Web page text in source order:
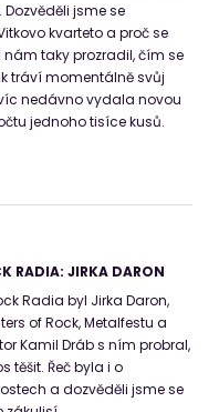
jsme se
kvarteto a proč se
nám taky prozradil, čím se
tráví momentálně svůj
nedávno vydala novou
jednoho tisíce kusů.
RADIA: JIRKA DARON
Radia byl Jirka Daron,
of Rock, Metalfestu a
Kamil Dráb s ním probral,
těšit. Řeč byla i o
a dozvěděli jsme se